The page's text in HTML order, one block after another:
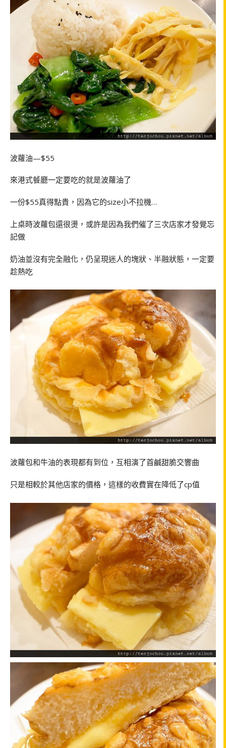
波蘿油—$55
來港式餐廳一定要吃的就是波蘿油了
一份$55真得點貴，因為它的size小不拉機…
上桌時波蘿包還很燙，或許是因為我們催了三次店家才發覺忘
記做
奶油並沒有完全融化，仍呈現迷人的塊狀、半融狀態，一定要
趁熱吃
波蘿包和牛油的表現都有到位，互相演了首鹹甜脆交響曲
只是相較於其他店家的價格，這樣的收費實在降低了cp值